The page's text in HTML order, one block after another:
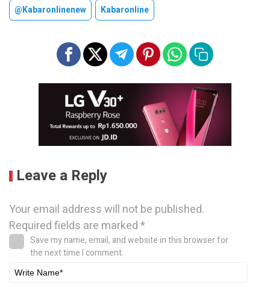
@kabaronlinenew Kabaronline
Leave a Reply
Your email address will not be published.
Required fields are marked*
Save my name, email, and website in this browser for
the next time I comment.